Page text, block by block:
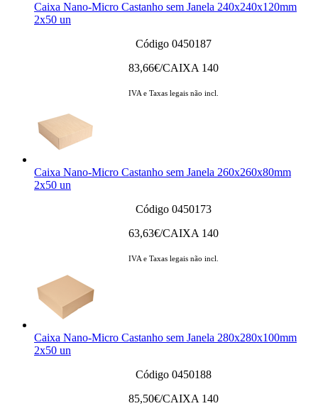
Caixa Nano-Micro Castanho sem Janela 240x240x120mm
2x50 un
Código 0450187
83,66€/CAIXA 140
IVA e Taxas legais não incl.
Caixa Nano-Micro Castanho sem Janela 260x260x80mm
2x50 un
Código 0450173
63,63€/CAIXA 140
IVA e Taxas legais não incl.
Caixa Nano-Micro Castanho sem Janela 280x280x100mm
2x50 un
Código 0450188
85,50€/CAIXA 140